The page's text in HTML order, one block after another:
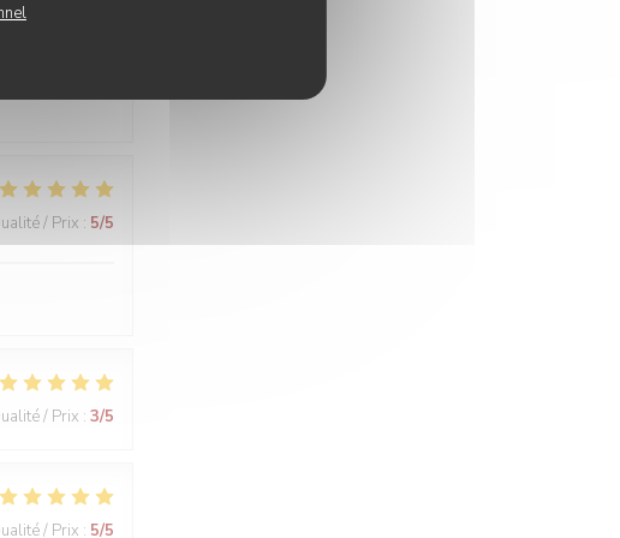
/ Prix : 5/5
/ Prix : 3/5
/ Prix : 5/5